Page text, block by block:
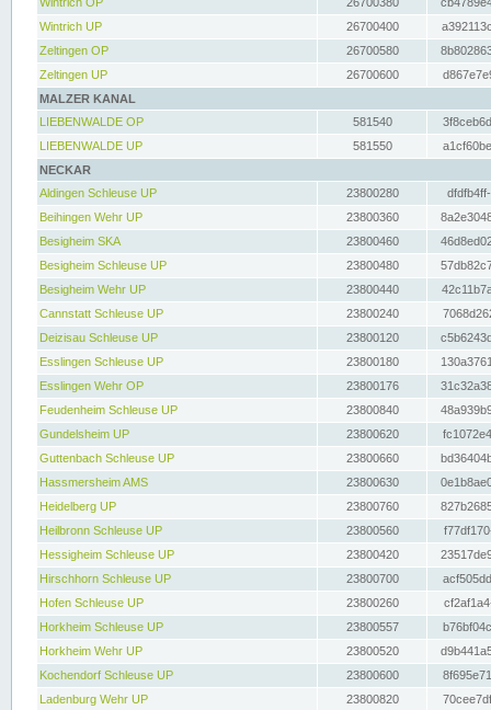
Wintrich UP
26700400
Zeltingen OP
26700580
Zeltingen UP
26700600
MALZER KANAL
LIEBENWALDE OP
581540
LIEBENWALDE UP
581550
NECKAR
Aldingen Schleuse UP
23800280
Beihingen Wehr UP
23800360
Besigheim SKA
23800460
Besigheim Schleuse UP
23800480
Besigheim Wehr UP
23800440
Cannstatt Schleuse UP
23800240
Deizisau Schleuse UP
23800120
Esslingen Schleuse UP
23800180
Esslingen Wehr OP
23800176
Feudenheim Schleuse UP
23800840
Gundelsheim UP
23800620
Guttenbach Schleuse UP
23800660
Hassmersheim AMS
23800630
Heidelberg UP
23800760
Heilbronn Schleuse UP
23800560
Hessigheim Schleuse UP
23800420
Hirschhorn Schleuse UP
23800700
Hofen Schleuse UP
23800260
Horkheim Schleuse UP
23800557
Horkheim Wehr UP
23800520
Kochendorf Schleuse UP
23800600
Ladenburg Wehr UP
23800820